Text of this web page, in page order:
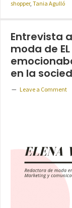
shopper, Tania Agulló
Entrevista
moda de
en la
Leave a Comment